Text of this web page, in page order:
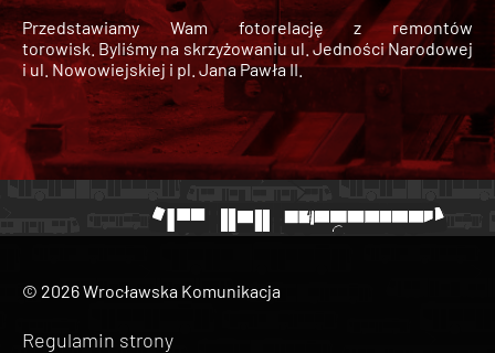
Przedstawiamy Wam fotorelację z remontów
torowisk. Byliśmy na skrzyżowaniu ul. Jedności Narodowej
i ul. Nowowiejskiej i pl. Jana Pawła II.
© 2026 Wrocławska Komunikacja
Regulamin strony